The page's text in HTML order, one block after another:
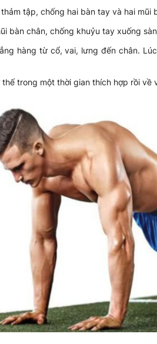
tập, chống hai bàn tay và hai mũi
bàn chân, chống khuỷu tay xuống
hàng từ cổ, vai, lưng đến chân.
trong một thời gian thích hợp rồi